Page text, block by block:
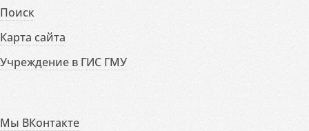
Поиск
Карта сайта
Учреждение в ГИС ГМУ
Мы ВКонтакте